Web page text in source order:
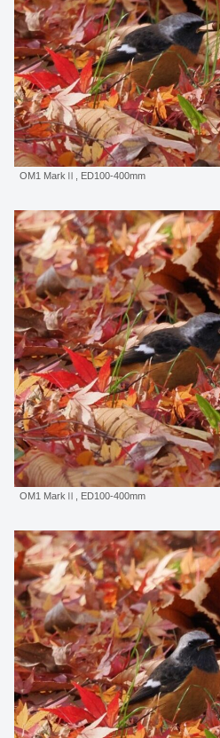
OM1 MarkⅡ, ED100-400mm
OM1 MarkⅡ, ED100-400mm